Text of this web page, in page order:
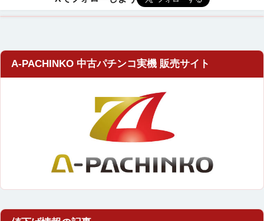
A-PACHINKO 中古パチンコ実機 販売サイト